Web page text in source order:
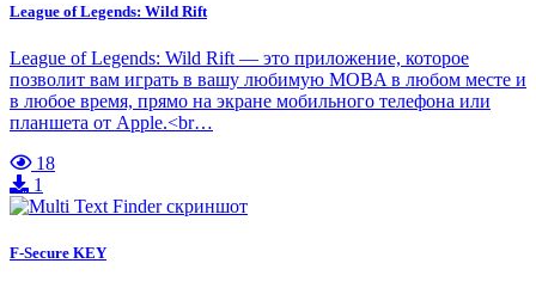
League of Legends: Wild Rift
League of Legends: Wild Rift — это приложение, которое
позволит вам играть в вашу любимую MOBA в любом месте и
в любое время, прямо на экране мобильного телефона или
планшета от Apple.<br…
18
1
F-Secure KEY